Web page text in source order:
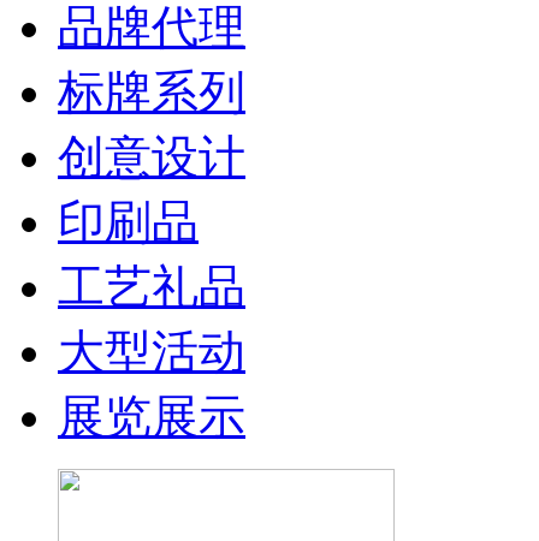
品牌代理
标牌系列
创意设计
印刷品
工艺礼品
大型活动
展览展示